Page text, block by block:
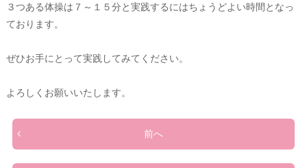
３つある体操は７～１５分と実践するにはちょうどよい時間となっ
ております。
ぜひお手にとって実践してみてください。
よろしくお願いいたします。
前へ